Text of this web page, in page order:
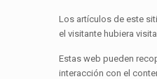
Los artículos de este
el visitante hubiera
Estas web pueden
interacción con el